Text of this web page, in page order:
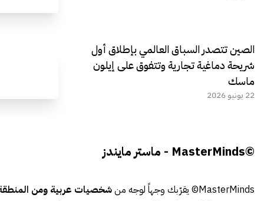
الصين تتصدر السباق العالمي بإطلاق أول
شريحة دماغية تجارية وتتفوق على إيلون
ماسك
22 يونيو 2026
©MasterMinds - ماستر مايندز
MasterMinds© يقرّبك وجهاً لوجه من
شخصيات عربية ومن